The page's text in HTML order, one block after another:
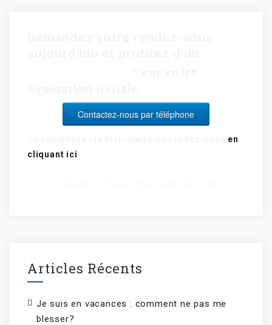
Contactez-nous par téléphone
en
cliquant ici
Articles Récents
Je suis en vacances : comment ne pas me
blesser?